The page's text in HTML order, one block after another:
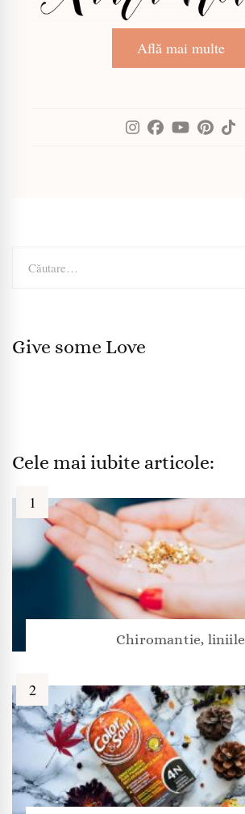
Află mai multe
după:
Give some Love
Cele mai iubite articole:
Chiromantie, liniile